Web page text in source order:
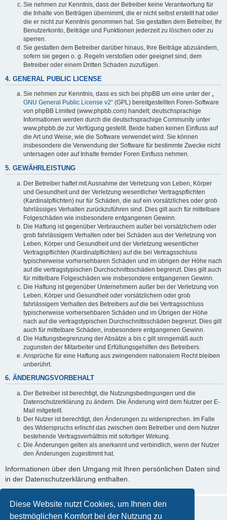
Diese Website nutzt Cookies, um Ihnen den
bestmöglichen Komfort bei der Nutzung zu
Sie nehmen zur Kenntnis, dass der Betreiber keine Verantwortung für
die Inhalte von Beiträgen übernimmt, die er nicht selbst erstellt hat oder
die er nicht zur Kenntnis genommen hat. Sie gestatten dem Betreiber, Ihr
Benutzerkonto, Beiträge und Funktionen jederzeit zu löschen oder zu
sperren.
Sie gestatten dem Betreiber darüber hinaus, Ihre Beiträge abzuändern,
sofern sie gegen o. g. Regeln verstoßen oder geeignet sind, dem
Betreiber oder einem Dritten Schaden zuzufügen.
4. GENERAL PUBLIC LICENSE
Sie nehmen zur Kenntnis, dass es sich bei phpBB um eine unter der „
GNU General Public License v2“ (GPL) bereitgestellten Foren-Software
von phpBB Limited (www.phpbb.com) handelt; deutschsprachige
Informationen werden durch die deutschsprachige Community unter
www.phpbb.de zur Verfügung gestellt. Beide haben keinen Einfluss auf
die Art und Weise, wie die Software verwendet wird. Sie können
insbesondere die Verwendung der Software für bestimmte Zwecke nicht
untersagen oder auf Inhalte fremder Foren Einfluss nehmen.
5. GEWÄHRLEISTUNG
Der Betreiber haftet mit Ausnahme der Verletzung von Leben, Körper
und Gesundheit und der Verletzung wesentlicher Vertragspflichten
(Kardinalpflichten) nur für Schäden, die auf ein vorsätzliches oder grob
fahrlässiges Verhalten zurückzuführen sind. Dies gilt auch für mittelbare
Folgeschäden wie insbesondere entgangenen Gewinn.
Die Haftung ist gegenüber Verbrauchern außer bei vorsätzlichem oder
grob fahrlässigem Verhalten oder bei Schäden aus der Verletzung von
Leben, Körper und Gesundheit und der Verletzung wesentlicher
Vertragspflichten (Kardinalpflichten) auf die bei Vertragsschluss
typischerweise vorhersehbaren Schäden und im übrigen der Höhe nach
auf die vertragstypischen Durchschnittsschäden begrenzt. Dies gilt auch
für mittelbare Folgeschäden wie insbesondere entgangenen Gewinn.
Die Haftung ist gegenüber Unternehmern außer bei der Verletzung von
Leben, Körper und Gesundheit oder vorsätzlichem oder grob
fahrlässigem Verhalten des Betreibers auf die bei Vertragsschluss
typischerweise vorhersehbaren Schäden und im Übrigen der Höhe
nach auf die vertragstypischen Durchschnittsschäden begrenzt. Dies gilt
auch für mittelbare Schäden, insbesondere entgangenen Gewinn.
Die Haftungsbegrenzung der Absätze a bis c gilt sinngemäß auch
zugunsten der Mitarbeiter und Erfüllungsgehilfen des Betreibers.
Ansprüche für eine Haftung aus zwingendem nationalem Recht bleiben
unberührt.
6. ÄNDERUNGSVORBEHALT
Der Betreiber ist berechtigt, die Nutzungsbedingungen und die
Datenschutzerklärung zu ändern. Die Änderung wird dem Nutzer per E-
Mail mitgeteilt.
Der Nutzer ist berechtigt, den Änderungen zu widersprechen. Im Falle
des Widerspruchs erlischt das zwischen dem Betreiber und dem Nutzer
bestehende Vertragsverhältnis mit sofortiger Wirkung.
Die Änderungen gelten als anerkannt und verbindlich, wenn der Nutzer
den Änderungen zugestimmt hat.
Informationen über den Umgang mit Ihren persönlichen Daten sind
in der Datenschutzerklärung enthalten.